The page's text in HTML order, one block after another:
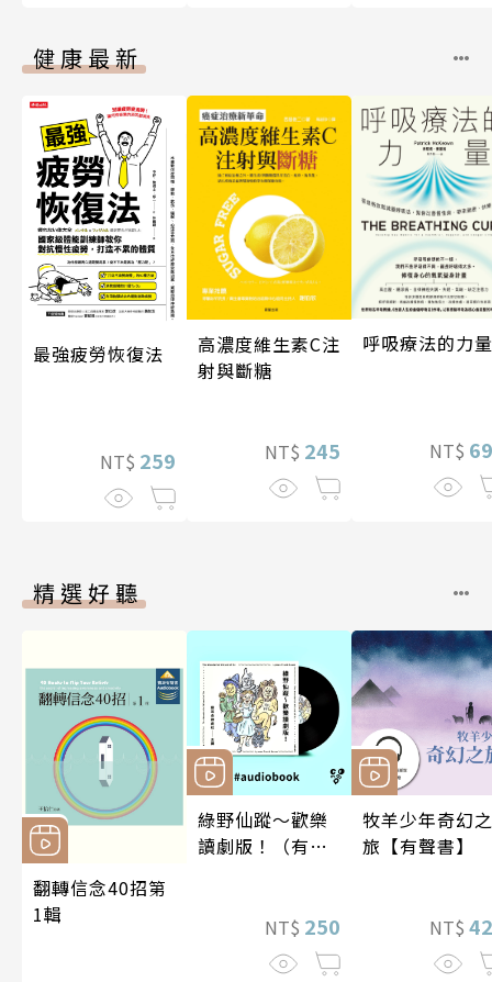
健康最新
最強疲勞恢復法
NT$ 259
高濃度維生素C注
射與斷糖
NT$ 245
呼吸療法的力量
NT$
精選好聽
翻轉信念40招第
1輯
綠野仙蹤～歡樂
讀劇版！（有聲
NT$ 250
牧羊少年奇幻之
旅【有聲書】
NT$